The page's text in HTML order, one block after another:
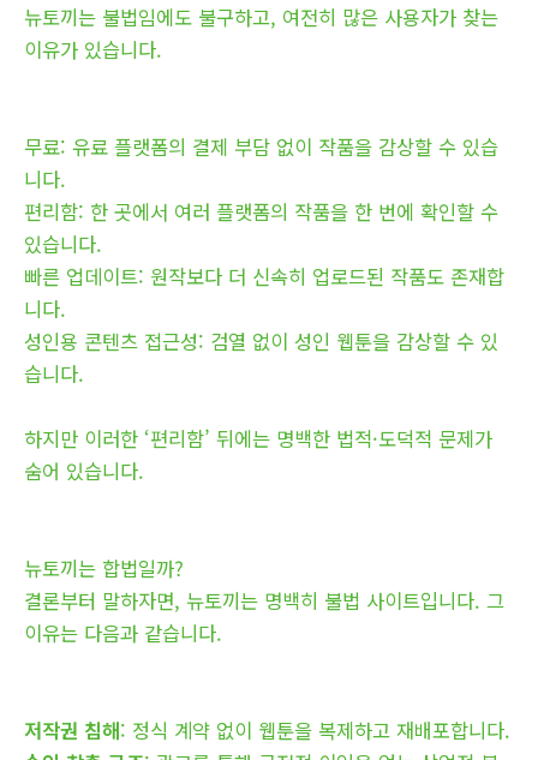
뉴토끼는 불법임에도 불구하고, 여전히 많은 사용자가 찾는
이유가 있습니다.
무료: 유료 플랫폼의 결제 부담 없이 작품을 감상할 수 있습
니다.
편리함: 한 곳에서 여러 플랫폼의 작품을 한 번에 확인할 수
있습니다.
빠른 업데이트: 원작보다 더 신속히 업로드된 작품도 존재합
니다.
성인용 콘텐츠 접근성: 검열 없이 성인 웹툰을 감상할 수 있
습니다.
하지만 이러한 ‘편리함’ 뒤에는 명백한 법적·도덕적 문제가
숨어 있습니다.
뉴토끼는 합법일까?
결론부터 말하자면, 뉴토끼는 명백히 불법 사이트입니다. 그
이유는 다음과 같습니다.
저작권 침해: 정식 계약 없이 웹툰을 복제하고 재배포합니다.